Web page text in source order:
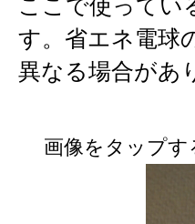
ここで使ってい
す。省エネ電球
異なる場合があ
画像をタップ